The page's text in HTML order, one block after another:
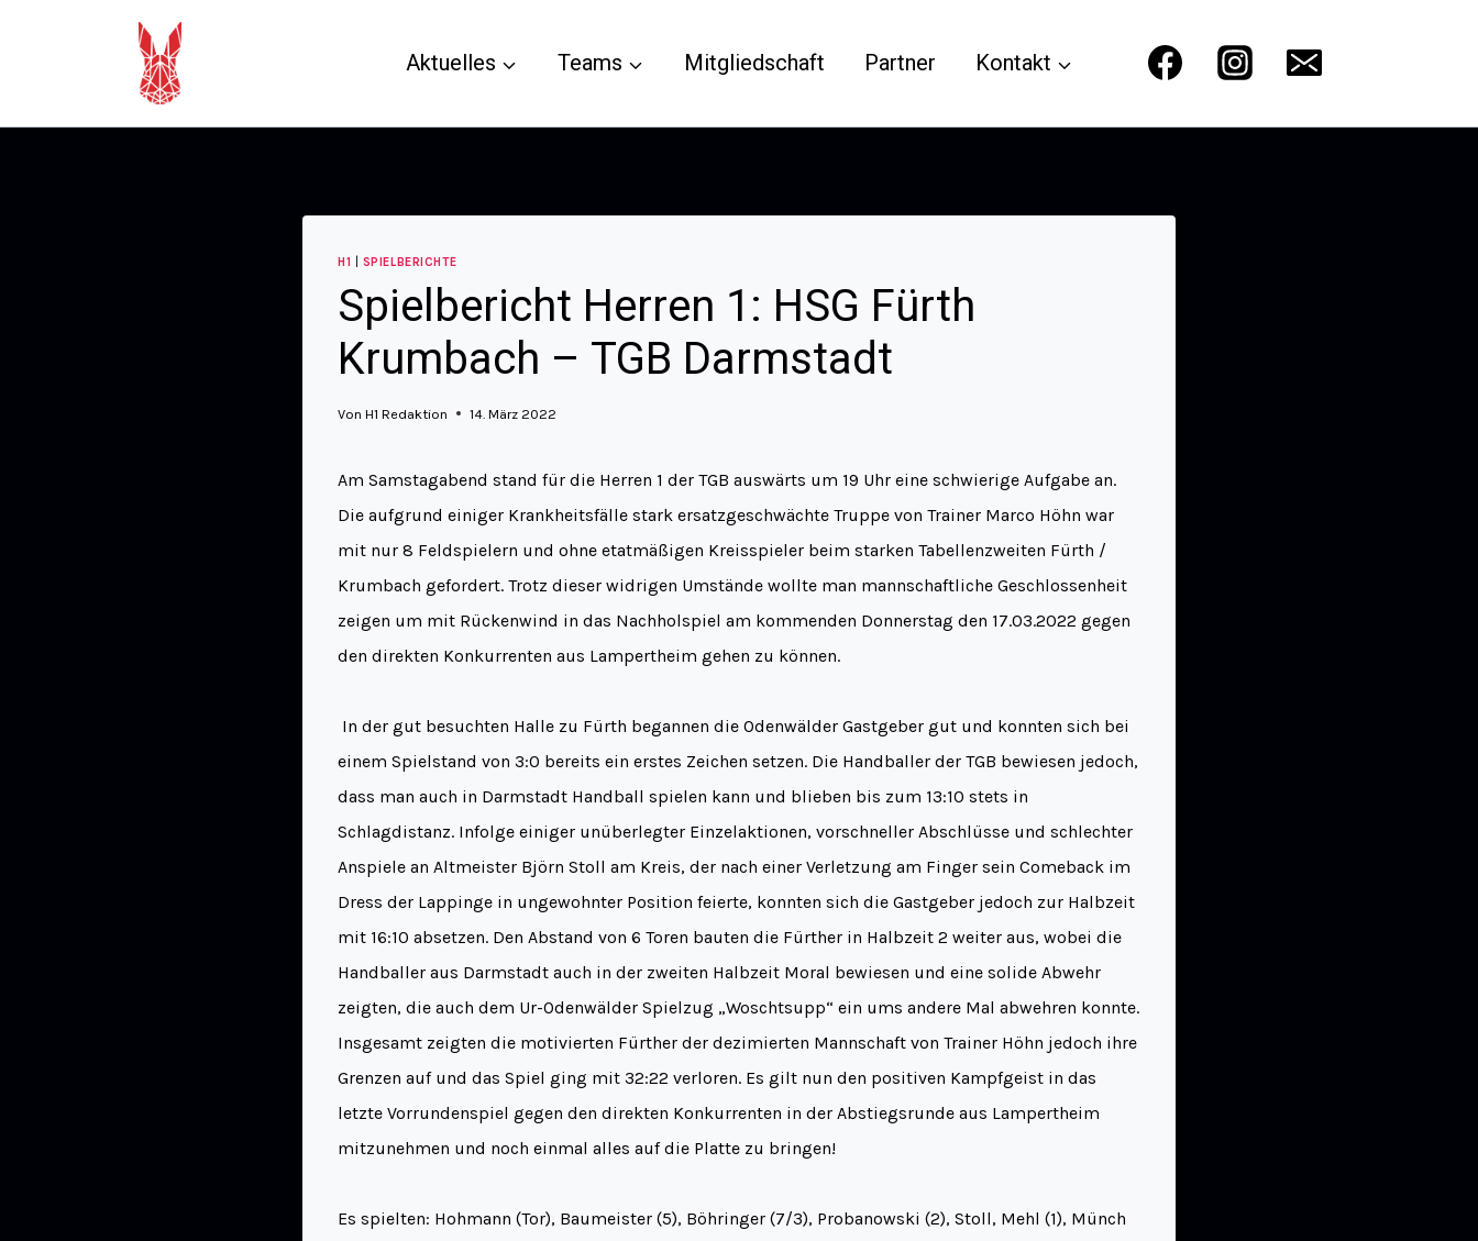
Aktuelles Teams Mitgliedschaft Partner Kontakt
H1 SPIELBERICHTE
Spielbericht Herren 1: HSG Fürth
Krumbach – TGB Darmstadt
Von H1 Redaktion 14. März 2022
Am Samstagabend stand für die Herren 1 der TGB auswärts um 19 Uhr eine schwierige Aufgabe an.
Die aufgrund einiger Krankheitsfälle stark ersatzgeschwächte Truppe von Trainer Marco Höhn war
mit nur 8 Feldspielern und ohne etatmäßigen Kreisspieler beim starken Tabellenzweiten Fürth /
Krumbach gefordert. Trotz dieser widrigen Umstände wollte man mannschaftliche Geschlossenheit
zeigen um mit Rückenwind in das Nachholspiel am kommenden Donnerstag den 17.03.2022 gegen
den direkten Konkurrenten aus Lampertheim gehen zu können.
In der gut besuchten Halle zu Fürth begannen die Odenwälder Gastgeber gut und konnten sich bei
einem Spielstand von 3:0 bereits ein erstes Zeichen setzen. Die Handballer der TGB bewiesen jedoch,
dass man auch in Darmstadt Handball spielen kann und blieben bis zum 13:10 stets in
Schlagdistanz. Infolge einiger unüberlegter Einzelaktionen, vorschneller Abschlüsse und schlechter
Anspiele an Altmeister Björn Stoll am Kreis, der nach einer Verletzung am Finger sein Comeback im
Dress der Lappinge in ungewohnter Position feierte, konnten sich die Gastgeber jedoch zur Halbzeit
mit 16:10 absetzen. Den Abstand von 6 Toren bauten die Fürther in Halbzeit 2 weiter aus, wobei die
Handballer aus Darmstadt auch in der zweiten Halbzeit Moral bewiesen und eine solide Abwehr
zeigten, die auch dem Ur-Odenwälder Spielzug „Woschtsupp“ ein ums andere Mal abwehren konnte.
Insgesamt zeigten die motivierten Fürther der dezimierten Mannschaft von Trainer Höhn jedoch ihre
Grenzen auf und das Spiel ging mit 32:22 verloren. Es gilt nun den positiven Kampfgeist in das
letzte Vorrundenspiel gegen den direkten Konkurrenten in der Abstiegsrunde aus Lampertheim
mitzunehmen und noch einmal alles auf die Platte zu bringen!
Es spielten: Hohmann (Tor), Baumeister (5), Böhringer (7/3), Probanowski (2), Stoll, Mehl (1), Münch